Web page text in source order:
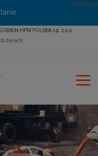
Kontakt
HPM POLSKA sp. z o.o.
danych.